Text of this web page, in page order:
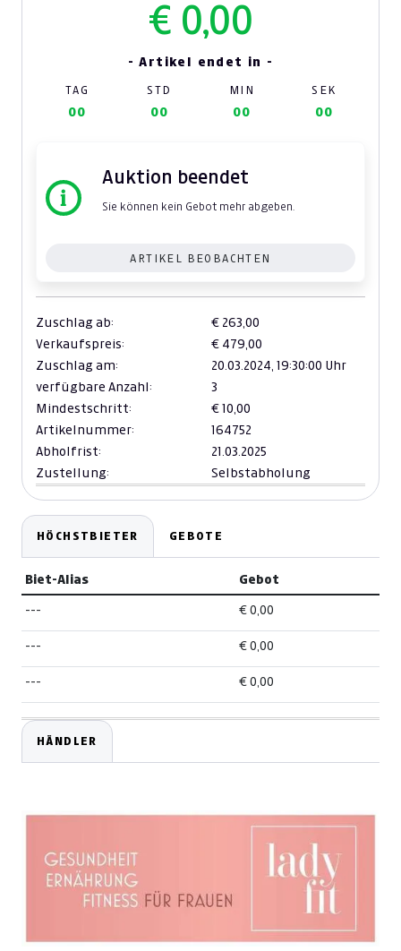
€ 0,00
- Artikel endet in -
TAG STD MIN SEK
00 00 00 00
Auktion beendet
Sie können kein Gebot mehr abgeben.
ARTIKEL BEOBACHTEN
Zuschlag ab:
€ 263,00
Verkaufspreis:
€ 479,00
Zuschlag am:
20.03.2024, 19:30:00 Uhr
verfügbare Anzahl:
3
Mindestschritt:
€ 10,00
Artikelnummer:
164752
Abholfrist:
21.03.2025
Zustellung:
Selbstabholung
HÖCHSTBIETER GEBOTE
Biet-Alias Gebot
--- € 0,00
--- € 0,00
--- € 0,00
HÄNDLER